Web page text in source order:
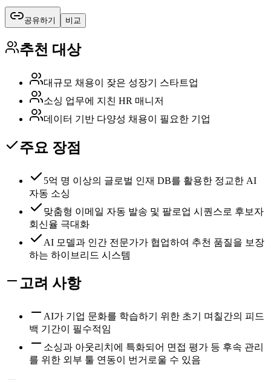
공유하기 비교
추천 대상
대규모 채용이 잦은 성장기 스타트업
소싱 업무에 지친 HR 매니저
데이터 기반 다양성 채용이 필요한 기업
주요 장점
5억 명 이상의 글로벌 인재 DB를 활용한 정교한 AI
자동 소싱
맞춤형 이메일 자동 발송 및 팔로업 시퀀스로 후보자
회신율 극대화
AI 모델과 인간 전문가가 협업하여 추천 품질을 보장
하는 하이브리드 시스템
고려 사항
AI가 기업 문화를 학습하기 위한 초기 며칠간의 피드
백 기간이 필수적임
소싱과 아웃리치에 특화되어 면접 평가 등 후속 관리
를 위한 외부 툴 연동이 번거로울 수 있음